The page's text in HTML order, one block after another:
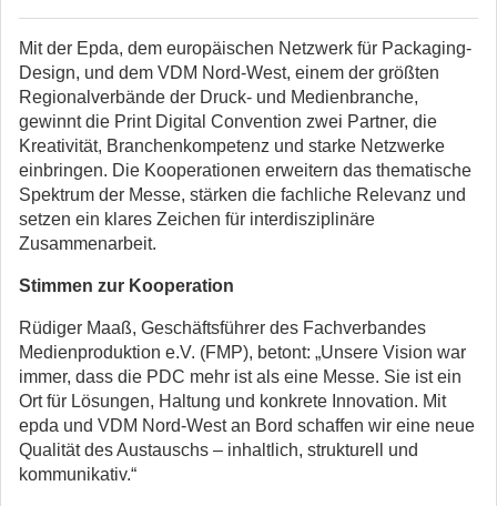
Mit der Epda, dem europäischen Netzwerk für Packaging-
Design, und dem VDM Nord-West, einem der größten
Regionalverbände der Druck- und Medienbranche,
gewinnt die Print Digital Convention zwei Partner, die
Kreativität, Branchenkompetenz und starke Netzwerke
einbringen. Die Kooperationen erweitern das thematische
Spektrum der Messe, stärken die fachliche Relevanz und
setzen ein klares Zeichen für interdisziplinäre
Zusammenarbeit.
Stimmen zur Kooperation
Rüdiger Maaß, Geschäftsführer des Fachverbandes
Medienproduktion e.V. (FMP), betont: „Unsere Vision war
immer, dass die PDC mehr ist als eine Messe. Sie ist ein
Ort für Lösungen, Haltung und konkrete Innovation. Mit
epda und VDM Nord-West an Bord schaffen wir eine neue
Qualität des Austauschs – inhaltlich, strukturell und
kommunikativ.“